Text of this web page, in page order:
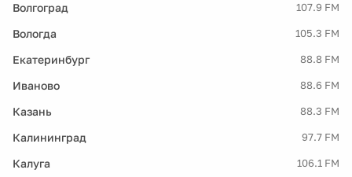
Волгоград 107.9 FM
Вологда 105.3 FM
Екатеринбург 88.8 FM
Иваново 88.6 FM
Казань 88.3 FM
Калининград 97.7 FM
Калуга 106.1 FM